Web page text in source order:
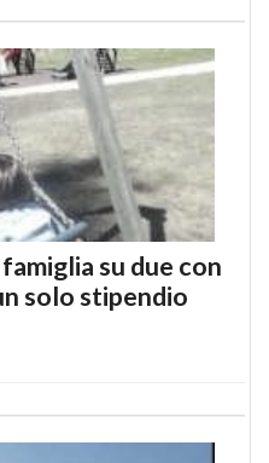
su due con
solo stipendio